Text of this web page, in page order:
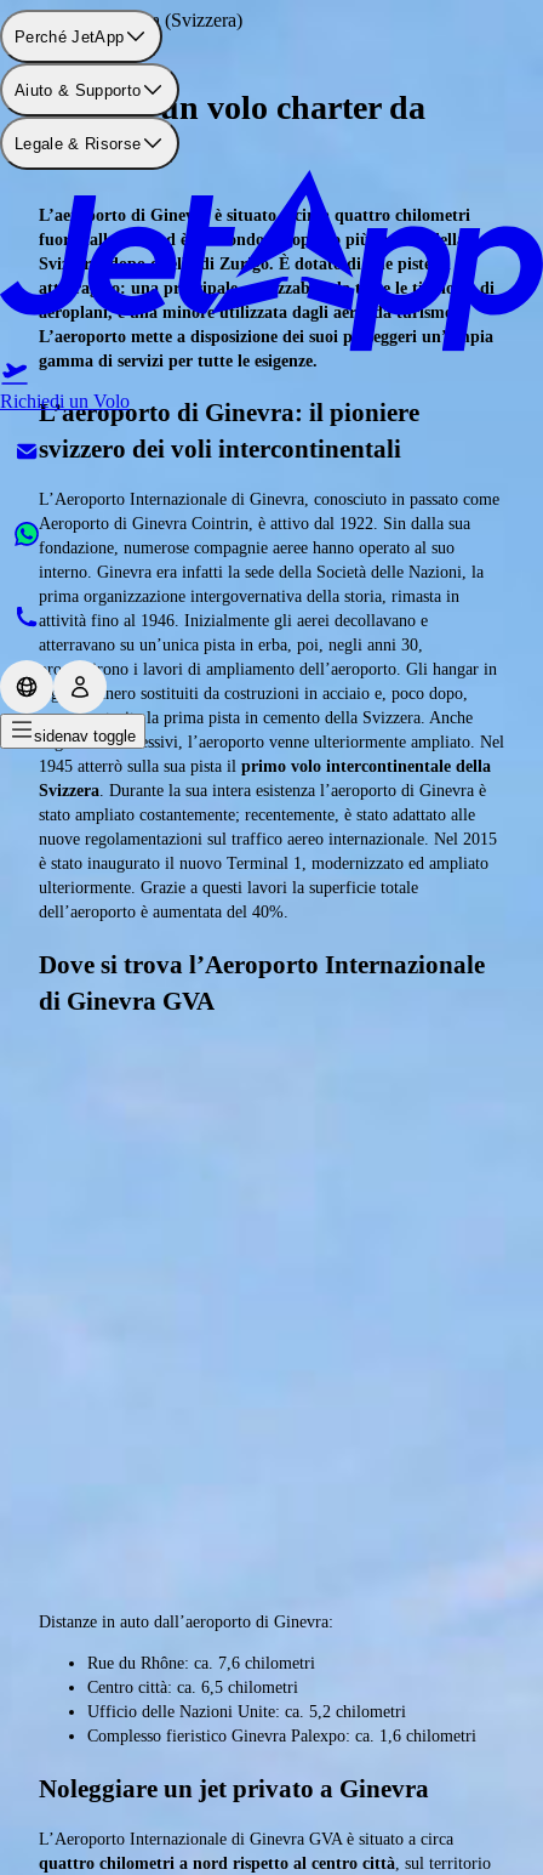
Perché JetApp
Aiuto & Supporto
Legale & Risorse
Richiedi un Volo
sidenav toggle
Aeroporto: Ginevra (Svizzera)
Prenota un volo charter da
Ginevra
L’aeroporto di Ginevra è situato a circa quattro chilometri
fuori dalla città ed è il secondo aeroporto più grande della
Svizzera, dopo quello di Zurigo. È dotato di due piste di
atterraggio: una principale, utilizzabile da tutte le tipologie di
aeroplani, e una minore utilizzata dagli aerei da turismo.
L’aeroporto mette a disposizione dei suoi passeggeri un’ampia
gamma di servizi per tutte le esigenze.
L’aeroporto di Ginevra: il pioniere
svizzero dei voli intercontinentali
L’Aeroporto Internazionale di Ginevra, conosciuto in passato come
Aeroporto di Ginevra Cointrin, è attivo dal 1922. Sin dalla sua
fondazione, numerose compagnie aeree hanno operato al suo
interno. Ginevra era infatti la sede della Società delle Nazioni, la
prima organizzazione intergovernativa della storia, rimasta in
attività fino al 1946. Inizialmente gli aerei decollavano e
atterravano su un’unica pista in erba, poi, negli anni 30,
proseguirono i lavori di ampliamento dell’aeroporto. Gli hangar in
legno vennero sostituiti da costruzioni in acciaio e, poco dopo,
venne costruita la prima pista in cemento della Svizzera. Anche
negli anni successivi, l’aeroporto venne ulteriormente ampliato. Nel
1945 atterrò sulla sua pista il primo volo intercontinentale della
Svizzera. Durante la sua intera esistenza l’aeroporto di Ginevra è
stato ampliato costantemente; recentemente, è stato adattato alle
nuove regolamentazioni sul traffico aereo internazionale. Nel 2015
è stato inaugurato il nuovo Terminal 1, modernizzato ed ampliato
ulteriormente. Grazie a questi lavori la superficie totale
dell’aeroporto è aumentata del 40%.
Dove si trova l’Aeroporto Internazionale
di Ginevra GVA
Distanze in auto dall’aeroporto di Ginevra:
Rue du Rhône: ca. 7,6 chilometri
Centro città: ca. 6,5 chilometri
Ufficio delle Nazioni Unite: ca. 5,2 chilometri
Complesso fieristico Ginevra Palexpo: ca. 1,6 chilometri
Noleggiare un jet privato a Ginevra
L’Aeroporto Internazionale di Ginevra GVA è situato a circa
quattro chilometri a nord rispetto al centro città, sul territorio